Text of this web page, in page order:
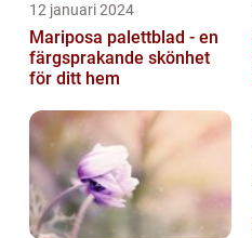
12 januari 2024
Mariposa palettblad - en
färgsprakande skönhet
för ditt hem